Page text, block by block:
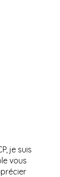
je suis
vous